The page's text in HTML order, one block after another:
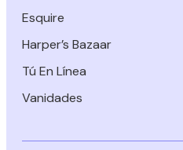
Esquire
Harper’s Bazaar
Tú En Línea
Vanidades